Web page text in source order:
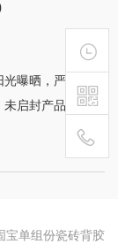
曝晒，严防霜
启封产品保质期
宝单组份瓷砖背胶